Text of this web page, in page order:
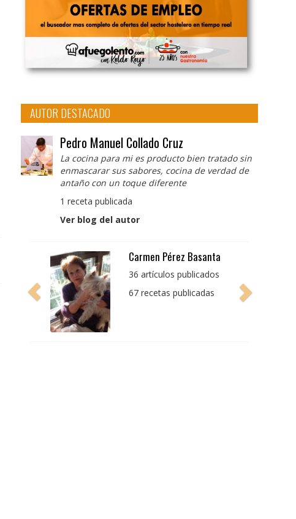
AUTOR DESTACADO
Pedro Manuel Collado Cruz
La cocina para mi es producto bien tratado sin
enmascarar sus sabores, cocina de verdad de
antaño con un toque diferente
1 receta publicada
Ver blog del autor
Pedro Manuel Collado
Cruz
producto bien tratado